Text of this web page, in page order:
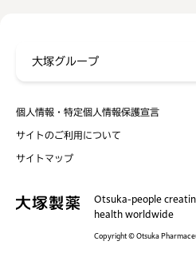
個人情報・特定個人情報保護宣言
サイトのご利用について
サイトマップ
大塚グループ
Otsuka-people
health worldwide
Copyright © Otsuka